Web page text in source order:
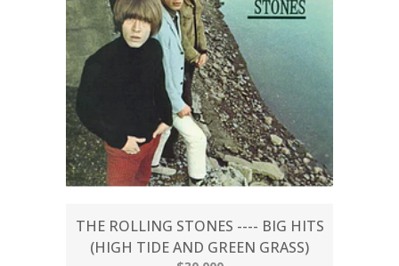
THE ROLLING STONES ---- BIG HITS
(HIGH TIDE AND GREEN GRASS)